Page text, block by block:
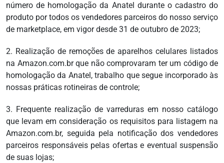
número de homologação da Anatel durante o cadastro do
produto por todos os vendedores parceiros do nosso serviço
de marketplace, em vigor desde 31 de outubro de 2023;
2. Realização de remoções de aparelhos celulares listados
na Amazon.com.br que não comprovaram ter um código de
homologação da Anatel, trabalho que segue incorporado às
nossas práticas rotineiras de controle;
3. Frequente realização de varreduras em nosso catálogo
que levam em consideração os requisitos para listagem na
Amazon.com.br, seguida pela notificação dos vendedores
parceiros responsáveis pelas ofertas e eventual suspensão
de suas lojas;